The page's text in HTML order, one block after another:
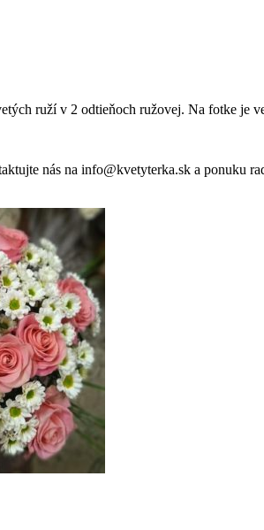
ruží v 2 odtieňoch ružovej. Na fotke je
nás na info@kvetyterka.sk a ponuku